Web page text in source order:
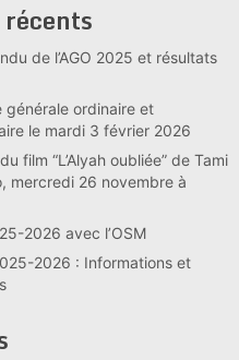
de l’AGO 2025 et résultats
générale ordinaire et
le mardi 3 février 2026
film “L’Alyah oubliée” de Tami
mercredi 26 novembre à
2026 avec l’OSM
2026 : Informations et